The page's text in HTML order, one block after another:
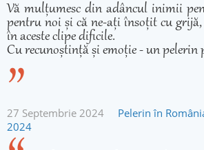
Vă mulțumesc din adâncul inimii
pentru noi și că ne-ați însoțit cu
în aceste clipe dificile.
Cu recunoștință și emoție - un
27 Septembrie 2024
Pelerin în
2024